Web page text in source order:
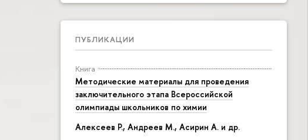
ПУБЛИКАЦИИ
Книга
Методические материалы для проведения
заключительного этапа Всероссийской
олимпиады школьников по химии
Алексеев Р., Андреев М., Асирин А. и др.